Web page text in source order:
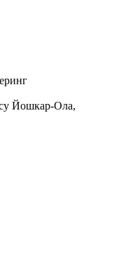
Йошкар-Ола,